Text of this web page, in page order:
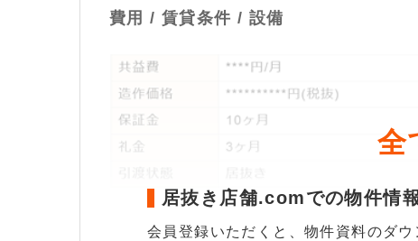
費用 / 賃貸条件 / 設備
全
居抜き店舗.comでの物件情
会員登録いただくと、物件資料のダ